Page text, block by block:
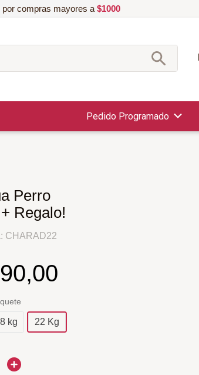
por compras mayores a $1000
Pedido Programado
Perro
Regalo!
: CHARAD22
,00
8 kg 22 Kg